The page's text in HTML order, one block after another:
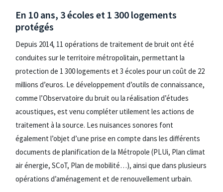
En 10 ans, 3 écoles et 1 300 logements
protégés
Depuis 2014, 11 opérations de traitement de bruit ont été
conduites sur le territoire métropolitain, permettant la
protection de 1 300 logements et 3 écoles pour un coût de 22
millions d’euros. Le développement d’outils de connaissance,
comme l’Observatoire du bruit ou la réalisation d’études
acoustiques, est venu compléter utilement les actions de
traitement à la source. Les nuisances sonores font
également l’objet d’une prise en compte dans les différents
documents de planification de la Métropole (PLUi, Plan climat
air énergie, SCoT, Plan de mobilité…), ainsi que dans plusieurs
opérations d’aménagement et de renouvellement urbain.